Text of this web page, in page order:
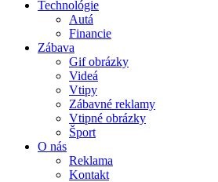
Technológie
Autá
Financie
Zábava
Gif obrázky
Videá
Vtipy
Zábavné reklamy
Vtipné obrázky
Šport
O nás
Reklama
Kontakt